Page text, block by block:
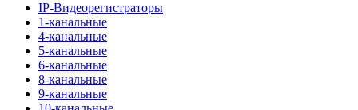
IP-Видеорегистраторы
1-канальные
4-канальные
5-канальные
6-канальные
8-канальные
9-канальные